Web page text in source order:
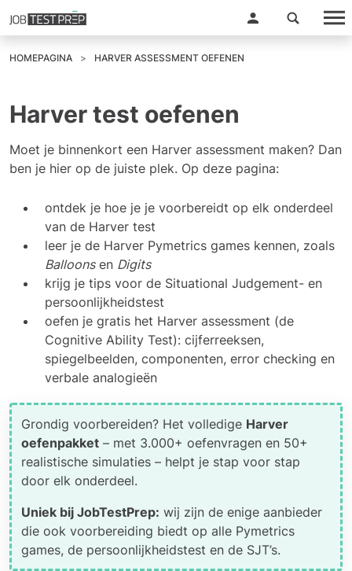
HOMEPAGINA HARVER ASSESSMENT OEFENEN
Harver test oefenen
Moet je binnenkort een Harver assessment maken? Dan
ben je hier op de juiste plek. Op deze pagina:
ontdek je hoe je je voorbereidt op elk onderdeel
van de Harver test
leer je de Harver Pymetrics games kennen, zoals
Balloonsen Digits
krijg je tips voor de Situational Judgement- en
persoonlijkheidstest
oefen je gratis het Harver assessment (de
Cognitive Ability Test): cijferreeksen,
spiegelbeelden, componenten, error checking en
verbale analogieën
Grondig voorbereiden? Het volledige Harver
oefenpakket – met 3.000+ oefenvragen en 50+
realistische simulaties – helpt je stap voor stap
door elk onderdeel.
Uniek bij JobTestPrep: wij zijn de enige aanbieder
die ook voorbereiding biedt op alle Pymetrics
games, de persoonlijkheidstest en de SJT’s.